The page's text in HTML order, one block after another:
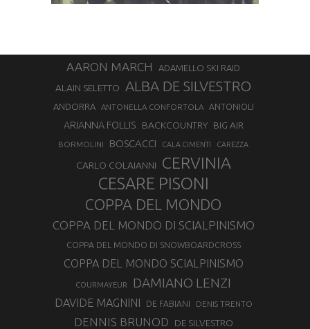
AARON MARCH ADAMELLO SKI RAID
ALAIN SELETTO ALBA DE SILVESTRO
ANDORRA ANTONELLA CONFORTOLA ANTONIOLI
ARIANNA FOLLIS BACKCOUNTRY BIG AIR
BORMOLINI BOSCACCI CALA CIMENTI CAREZZA
CARLO COLAIANNI CERVINIA
CESARE PISONI
COPPA DEL MONDO
COPPA DEL MONDO DI SCIALPINISMO
COPPA DEL MONDO DI SNOWBOARDCROSS
COPPA DEL MONDO SCIALPINISMO
COURMAYEUR DAMIANO LENZI
DAVIDE MAGNINI DE FABIANI DENIS TRENTO
DENNIS BRUNOD DE SILVESTRO